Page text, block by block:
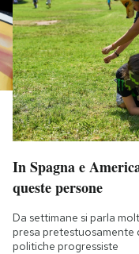
In Spagna e
queste persone
Da settimane si parla
presa pretestuosamente
politiche progressiste